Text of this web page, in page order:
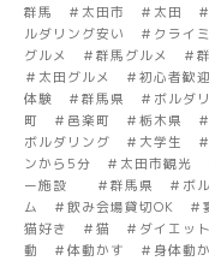
群馬 ＃太田市 ＃太田 ＃
ルダリング安い ＃クライ
グルメ ＃群馬グルメ ＃
＃太田グルメ ＃初心者
体験 ＃群馬県 ＃ボルダ
町 ＃邑楽町 ＃栃木県
ボルダリング ＃大学生
ンから5分 ＃太田市観光
ー施設 ＃群馬県 ＃ボル
ム ＃飲み会場貸切OK ＃
猫好き ＃猫 ＃ダイエッ
動 ＃体動かす ＃身体動